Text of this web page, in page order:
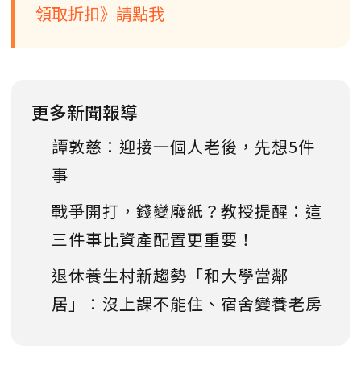
領取折扣》請點我
更多新聞報導
譚敦慈：迎接一個人老後，先想5件
事
戰爭開打，錢變廢紙？教授提醒：這
三件事比資產配置更重要！
退休養生村新趨勢「和大學當鄰
居」：沒上課不能住、宿舍變養老房